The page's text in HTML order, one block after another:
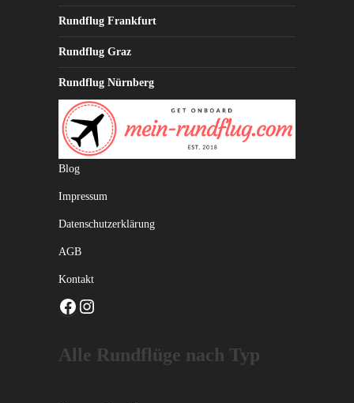
Rundflug Frankfurt
Rundflug Graz
Rundflug Nürnberg
Blog
Impressum
Datenschutzerklärung
AGB
Kontakt
Facebook
Alle Rundflüge nach Typ